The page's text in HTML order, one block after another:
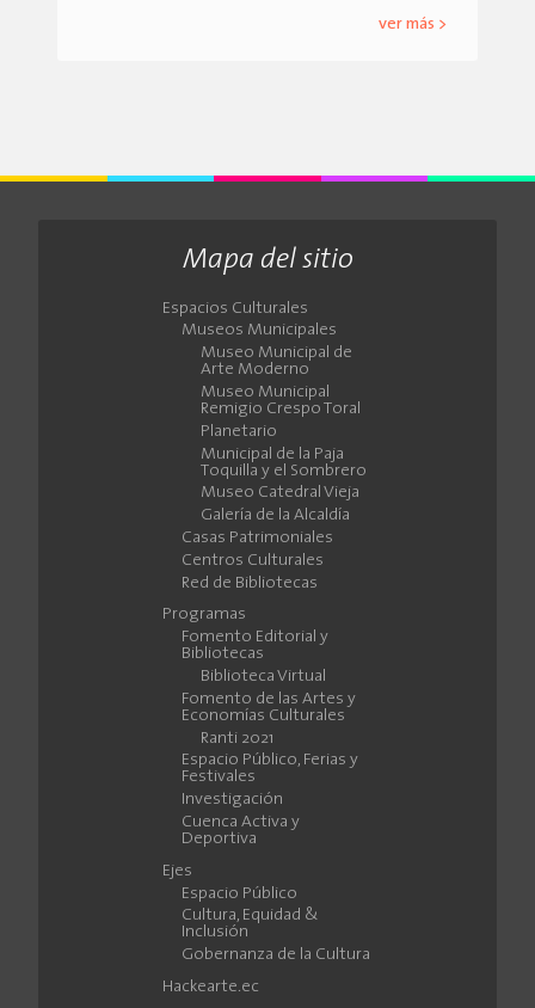
ver más >
Mapa del sitio
Espacios Culturales
Museos Municipales
Museo Municipal de
Arte Moderno
Museo Municipal
Remigio Crespo Toral
Planetario
Municipal de la Paja
Toquilla y el Sombrero
Museo Catedral Vieja
Galería de la Alcaldía
Casas Patrimoniales
Centros Culturales
Red de Bibliotecas
Programas
Fomento Editorial y
Bibliotecas
Biblioteca Virtual
Fomento de las Artes y
Economías Culturales
Ranti 2021
Espacio Público, Ferias y
Festivales
Investigación
Cuenca Activa y
Deportiva
Ejes
Espacio Público
Cultura, Equidad &
Inclusión
Gobernanza de la Cultura
Hackearte.ec